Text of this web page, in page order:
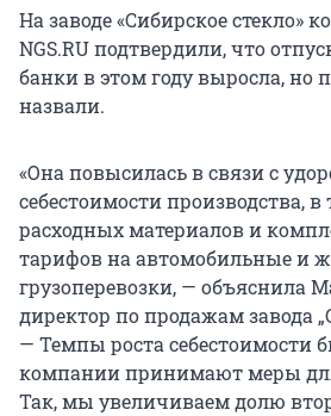
На заводе «Сибирское стекло»
NGS.RU подтвердили, что
банки в этом году выросла, но
назвали.
«Она повысилась в связи с
себестоимости производства,
расходных материалов и
тарифов на автомобильные и
грузоперевозки, — объяснила
директор по продажам завода
— Темпы роста себестоимости
компании принимают меры
Так, мы увеличиваем долю